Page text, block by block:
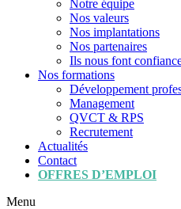
Notre équipe
Nos valeurs
Nos implantations
Nos partenaires
Ils nous font
Nos formations
Développement
Management
QVCT & RPS
Recrutement
Actualités
Contact
OFFRES D’EMPLOI
Menu